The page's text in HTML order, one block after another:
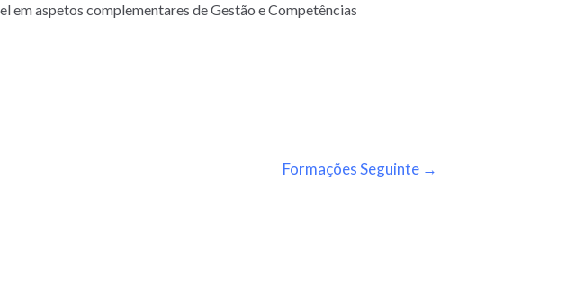
em aspetos complementares de Gestão e Competências
Formações Seguinte →